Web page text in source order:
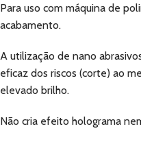
Para uso com máquina de
acabamento.
A utilização de nano
eficaz dos riscos (corte) ao
elevado brilho.
Não cria efeito holograma